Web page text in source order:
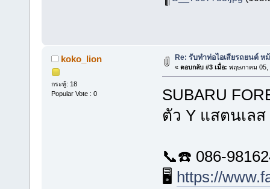
koko_lion
กระทู้: 18
Popular Vote : 0
Re: รับทำท่อไอเสียรถยนต์ ห
« ตอบกลับ #3 เมื่อ: พฤษภาคม 05,
SUBARU
ตัว Y แสตนเลส
📞☎️ 086-
🖥️ https://